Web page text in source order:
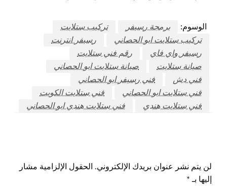
الوسوم: برمجة رسيفر
تركيب ستلايت
تركيب ستلايت ابو الحصاني
رسيفر انترنت
رسيفر واي فاي
رقم فني ستلايت
صيانة ستلايت
صيانة ستلايت ابو الحصاني
فني دش
فني رسيفر ابو الحصاني
فني ستلايت ابو الحصاني
فني ستلايت الكويت
فني ستلايت هندي
فني ستلايت هندي ابو الحصاني
لن يتم نشر عنوان بريدك الإلكتروني.
الحقول الإلزامية مشار
إليها بـ *